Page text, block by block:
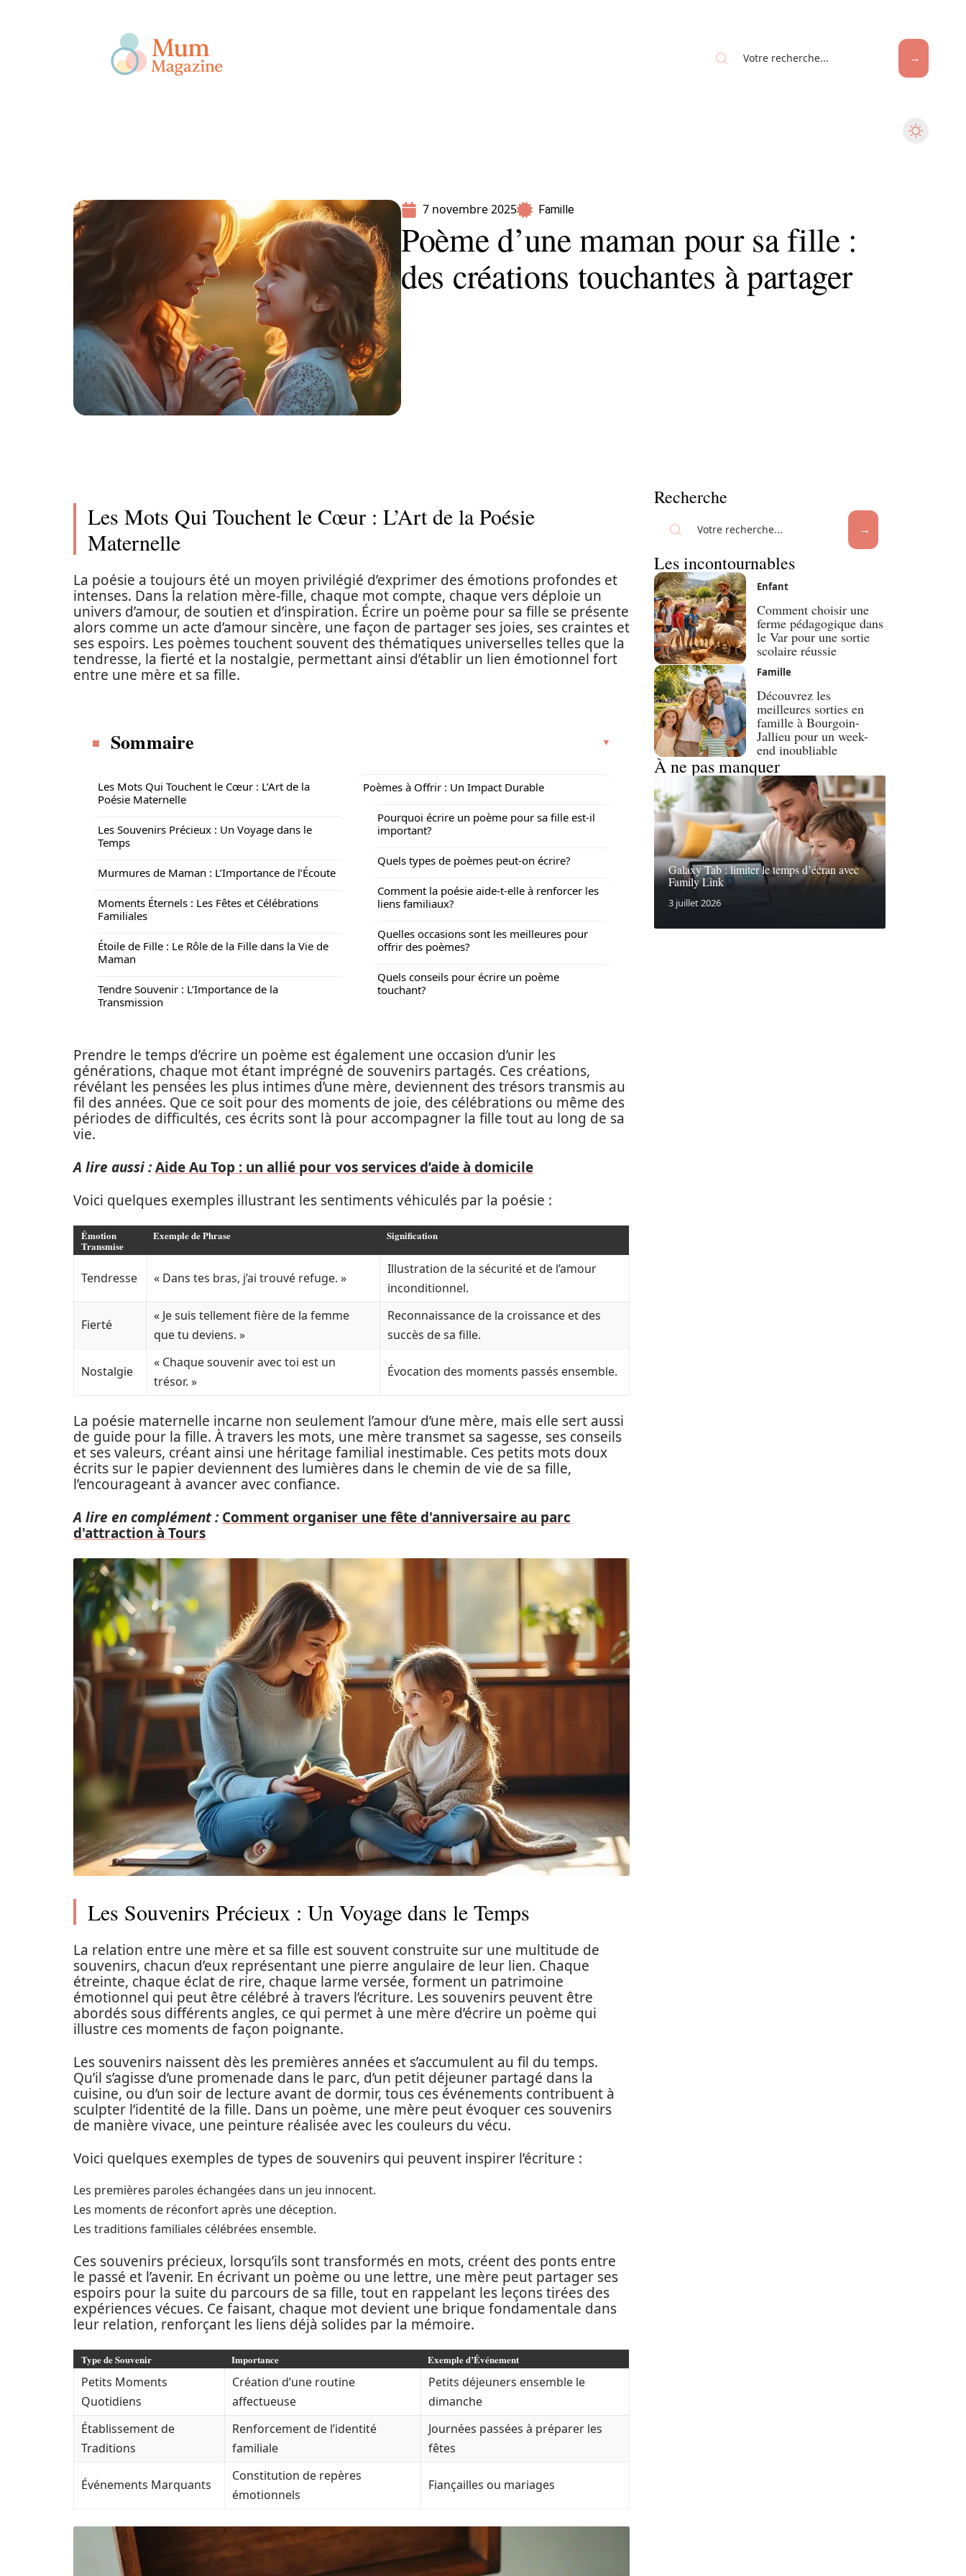
7 novembre 2025 Famille
Poème d’une maman pour sa fille :
des créations touchantes à partager
Les Mots Qui Touchent le Cœur : L’Art de la Poésie
Maternelle
La poésie a toujours été un moyen privilégié d’exprimer des émotions profondes et
intenses. Dans la relation mère-fille, chaque mot compte, chaque vers déploie un
univers d’amour, de soutien et d’inspiration. Écrire un poème pour sa fille se présente
alors comme un acte d’amour sincère, une façon de partager ses joies, ses craintes et
ses espoirs. Les poèmes touchent souvent des thématiques universelles telles que la
tendresse, la fierté et la nostalgie, permettant ainsi d’établir un lien émotionnel fort
entre une mère et sa fille.
Sommaire
Les Mots Qui Touchent le Cœur : L’Art de la
Poésie Maternelle
Les Souvenirs Précieux : Un Voyage dans le
Temps
Murmures de Maman : L’Importance de l’Écoute
Moments Éternels : Les Fêtes et Célébrations
Familiales
Étoile de Fille : Le Rôle de la Fille dans la Vie de
Maman
Tendre Souvenir : L’Importance de la
Transmission
Poèmes à Offrir : Un Impact Durable
Pourquoi écrire un poème pour sa fille est-il
important?
Quels types de poèmes peut-on écrire?
Comment la poésie aide-t-elle à renforcer les
liens familiaux?
Quelles occasions sont les meilleures pour
offrir des poèmes?
Quels conseils pour écrire un poème
touchant?
Prendre le temps d’écrire un poème est également une occasion d’unir les
générations, chaque mot étant imprégné de souvenirs partagés. Ces créations,
révélant les pensées les plus intimes d’une mère, deviennent des trésors transmis au
fil des années. Que ce soit pour des moments de joie, des célébrations ou même des
périodes de difficultés, ces écrits sont là pour accompagner la fille tout au long de sa
vie.
A lire aussi :Aide Au Top : un allié pour vos services d’aide à domicile
Voici quelques exemples illustrant les sentiments véhiculés par la poésie :
Émotion
Transmise
Exemple de Phrase Signification
Tendresse « Dans tes bras, j’ai trouvé refuge. »
Illustration de la sécurité et de l’amour
inconditionnel.
Fierté
« Je suis tellement fière de la femme
que tu deviens. »
Reconnaissance de la croissance et des
succès de sa fille.
Nostalgie
« Chaque souvenir avec toi est un
trésor. »
Évocation des moments passés ensemble.
La poésie maternelle incarne non seulement l’amour d’une mère, mais elle sert aussi
de guide pour la fille. À travers les mots, une mère transmet sa sagesse, ses conseils
et ses valeurs, créant ainsi une héritage familial inestimable. Ces petits mots doux
écrits sur le papier deviennent des lumières dans le chemin de vie de sa fille,
l’encourageant à avancer avec confiance.
A lire en complément : Comment organiser une fête d'anniversaire au parc
d'attraction à Tours
Les Souvenirs Précieux : Un Voyage dans le Temps
La relation entre une mère et sa fille est souvent construite sur une multitude de
souvenirs, chacun d’eux représentant une pierre angulaire de leur lien. Chaque
étreinte, chaque éclat de rire, chaque larme versée, forment un patrimoine
émotionnel qui peut être célébré à travers l’écriture. Les souvenirs peuvent être
abordés sous différents angles, ce qui permet à une mère d’écrire un poème qui
illustre ces moments de façon poignante.
Les souvenirs naissent dès les premières années et s’accumulent au fil du temps.
Qu’il s’agisse d’une promenade dans le parc, d’un petit déjeuner partagé dans la
cuisine, ou d’un soir de lecture avant de dormir, tous ces événements contribuent à
sculpter l’identité de la fille. Dans un poème, une mère peut évoquer ces souvenirs
de manière vivace, une peinture réalisée avec les couleurs du vécu.
Voici quelques exemples de types de souvenirs qui peuvent inspirer l’écriture :
Les premières paroles échangées dans un jeu innocent.
Les moments de réconfort après une déception.
Les traditions familiales célébrées ensemble.
Ces souvenirs précieux, lorsqu’ils sont transformés en mots, créent des ponts entre
le passé et l’avenir. En écrivant un poème ou une lettre, une mère peut partager ses
espoirs pour la suite du parcours de sa fille, tout en rappelant les leçons tirées des
expériences vécues. Ce faisant, chaque mot devient une brique fondamentale dans
leur relation, renforçant les liens déjà solides par la mémoire.
Type de Souvenir Importance Exemple d’Événement
Petits Moments
Quotidiens
Création d’une routine
affectueuse
Petits déjeuners ensemble le
dimanche
Établissement de
Traditions
Renforcement de l’identité
familiale
Journées passées à préparer les
fêtes
Événements Marquants
Constitution de repères
émotionnels
Fiançailles ou mariages
Recherche
Les incontournables
Enfant
Comment choisir une
ferme pédagogique dans
le Var pour une sortie
scolaire réussie
Famille
Découvrez les
meilleures sorties en
famille à Bourgoin-
Jallieu pour un week-
end inoubliable
À ne pas manquer
Galaxy Tab : limiter le temps d’écran avec
Family Link
3 juillet 2026